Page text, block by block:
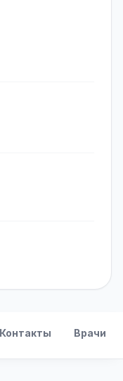
Контакты Врачи